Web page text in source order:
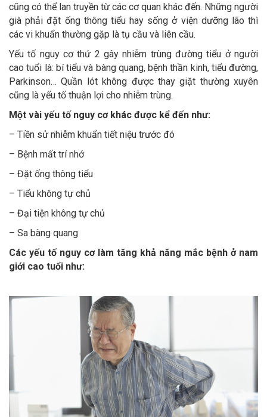
cũng có thể lan truyền từ các cơ quan khác đến. Những người
già phải đặt ống thông tiểu hay sống ở viện dưỡng lão thì
các vi khuẩn thường gặp là tụ cầu và liên cầu.
Yếu tố nguy cơ thứ 2 gây nhiễm trùng đường tiểu ở người
cao tuổi là: bí tiểu và bàng quang, bệnh thần kinh, tiểu đường,
Parkinson… Quần lót không được thay giặt thường xuyên
cũng là yếu tố thuận lợi cho nhiễm trùng.
Một vài yếu tố nguy cơ khác được kể đến như:
– Tiền sử nhiễm khuẩn tiết niệu trước đó
– Bệnh mất trí nhớ
– Đặt ống thông tiểu
– Tiểu không tự chủ
– Đại tiện không tự chủ
– Sa bàng quang
Các yếu tố nguy cơ làm tăng khả năng mắc bệnh ở nam
giới cao tuổi như: